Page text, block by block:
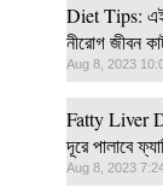
Diet Tips: এই
নীরোগ জীবন
Aug 8, 2023
Fatty Liver
দূরে পালাবে
Aug 8, 2023